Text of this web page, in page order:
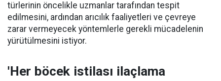
türlerinin öncelikle uzmanlar tarafından tespit
edilmesini, ardından arıcılık faaliyetleri ve çevreye
zarar vermeyecek yöntemlerle gerekli mücadelenin
yürütülmesini istiyor.
'Her böcek istilası ilaçlama